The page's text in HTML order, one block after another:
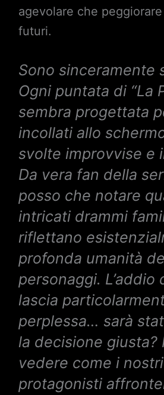
agevolare che
futuri.
Sono sinceramente
Ogni puntata di “La
sembra progettata
incollati allo
svolte improvvise e
Da vera fan della
posso che notare
intricati drammi
riflettano
profonda umanità
personaggi. L’addio
lascia
perplessa… sarà
la decisione giusta?
vedere come i
protagonisti